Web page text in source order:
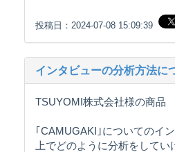
投稿日：2024-07-08 15:09:39
インタビューの分析方法に
TSUYOMI株式会社様の商品
｢CAMUGAKI｣についてのイ
上でどのように分析をして